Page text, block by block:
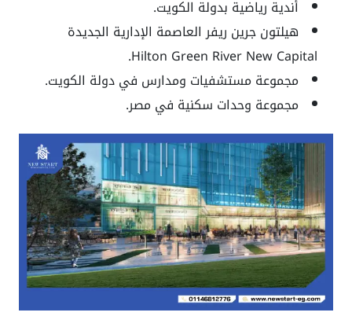
أندية رياضية بدولة الكويت.
هيلتون جرين ريفر العاصمة الإدارية الجديدة
Hilton Green River New Capital.
مجموعة مستشفيات ومدارس في دولة الكويت.
مجموعة وحدات سكنية في مصر.